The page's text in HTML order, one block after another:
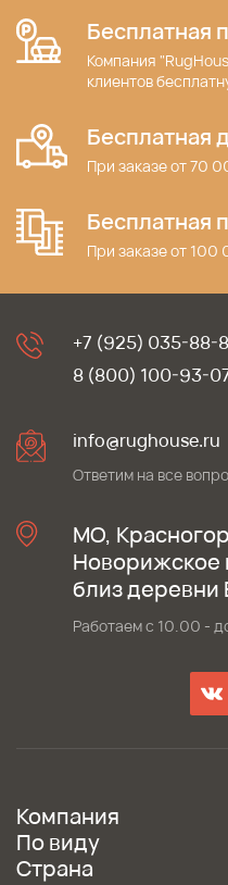
Бесплатная
Компания
клиентов
Бесплатная
При заказе от 70
Бесплатная
При заказе от 100
+7 (925) 035-88-
8 (800) 100-93-
info@rughouse.ru
Ответим на все
МО,
Новорижское
близ деревни
Работаем с 10.00 -
Компания
По виду
Страна